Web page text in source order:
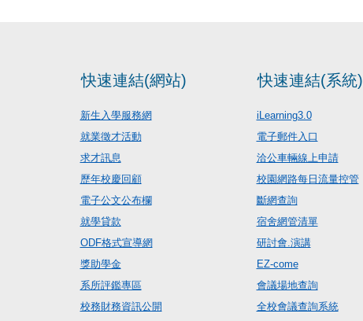
快速連結(網站)
新生入學服務網
就業徵才活動
求才訊息
歷年校慶回顧
電子公文公布欄
就學貸款
ODF格式宣導網
獎助學金
系所評鑑專區
校務財務資訊公開
快速連結(系統)
iLearning3.0
電子郵件入口
洽公車輛線上申請
校園網路每日流量控管
斷網查詢
宿舍網管清單
研討會.演講
EZ-come
會議場地查詢
全校會議查詢系統